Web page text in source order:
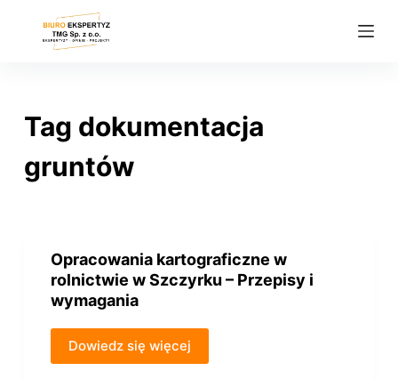
d
Tag dokumentacja
gruntów
Opracowania kartograficzne w
rolnictwie w Szczyrku – Przepisy i
wymagania
Dowiedz się więcej